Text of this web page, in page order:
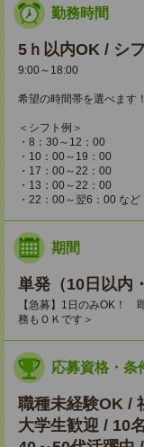
勤務時間
5ｈ以内OK / シ
9:00～18:00
希望の時間帯を選べます！
＜シフト例＞
・8：30～12：00
・10：00～19：00
・17：00～22：00
・13：00～22：00
・22：00～翌6：00 など
期間
単発（10日以内
【急募】1日のみOK！
務もＯＫです＞
応募資格・条
職種未経験OK /
大学生歓迎 / 10